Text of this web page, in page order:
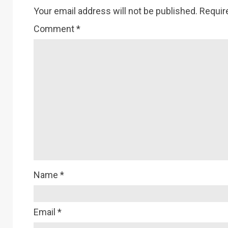
Your email address will not be published.
Comment*
Name *
Email *